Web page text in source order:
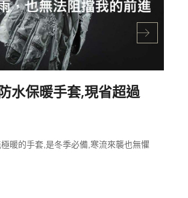
水保暖手套,現省超過
暖的手套,是冬季必備,寒流來襲也無懼